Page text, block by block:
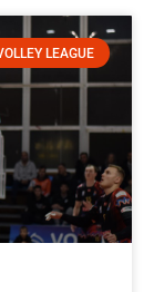
LEAGUE